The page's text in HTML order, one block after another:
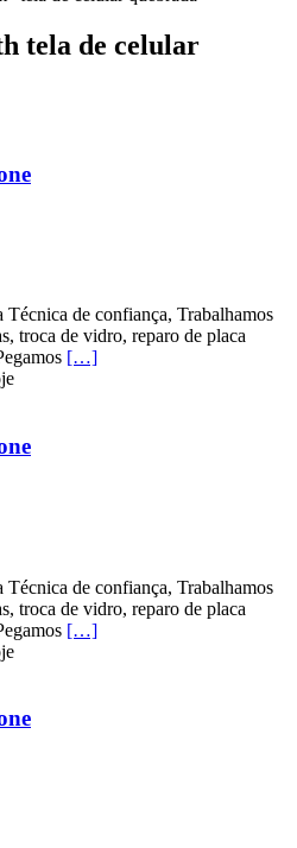
tela de celular
Técnica de confiança, Trabalhamos
troca de vidro, reparo de placa
[…]
Técnica de confiança, Trabalhamos
troca de vidro, reparo de placa
[…]